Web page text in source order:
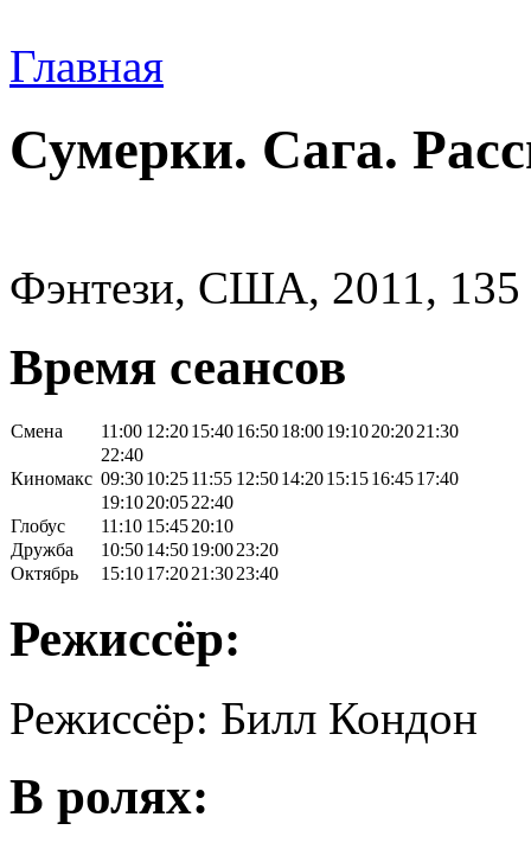
Главная
Сумерки. Сага.
Фэнтези, США, 2011,
Время сеансов
Смена 11:00 12:2015:4016:5018:0019:1020:2021:30
22:40
Киномакс 09:3010:2511:55 12:5014:2015:1516:4517:40
19:1020:0522:40
Глобус
11:10 15:4520:10
Дружба
10:5014:5019:0023:20
Октябрь
15:1017:2021:3023:40
Режиссёр:
Режиссёр: Билл Кондон
В ролях: